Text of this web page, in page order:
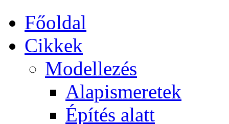
Főoldal
Cikkek
Modellezés
Alapismeretek
Építés alatt